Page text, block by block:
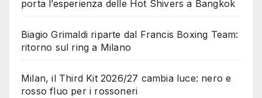
porta l’esperienza delle Hot Shivers a Bangkok
Biagio Grimaldi riparte dal Francis Boxing Team:
ritorno sul ring a Milano
Milan, il Third Kit 2026/27 cambia luce: nero e
rosso fluo per i rossoneri